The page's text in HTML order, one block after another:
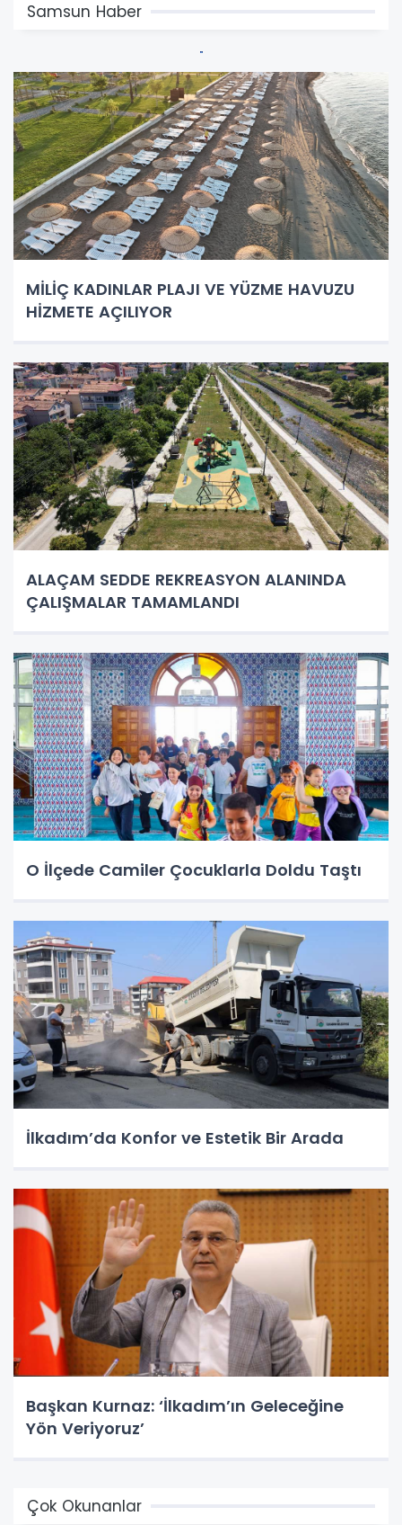
Samsun Haber
MİLİÇ KADINLAR PLAJI VE YÜZME HAVUZU
HİZMETE AÇILIYOR
ALAÇAM SEDDE REKREASYON ALANINDA
ÇALIŞMALAR TAMAMLANDI
O İlçede Camiler Çocuklarla Doldu Taştı
İlkadım’da Konfor ve Estetik Bir Arada
Başkan Kurnaz: ‘İlkadım’ın Geleceğine
Yön Veriyoruz’
Çok Okunanlar